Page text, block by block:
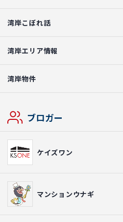
湾岸こぼれ話
湾岸エリア情報
湾岸物件
ブロガー
ケイズワン
マンションウナギ